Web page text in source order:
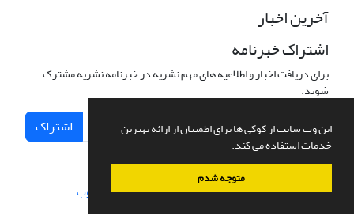
این وب سایت از کوکی ها برای اطمینان از ارائه بهترین
خدمات استفاده می کند.
متوجه شدم
آخرین اخبار
اشتراک خبرنامه
برای دریافت اخبار و اطلاعیه های مهم نشریه در خبرنامه نشریه مشترک
شوید.
اشتراک
سامانه مدیریت نشریات علمی.طراحی و پیاده سازی از سیناوب